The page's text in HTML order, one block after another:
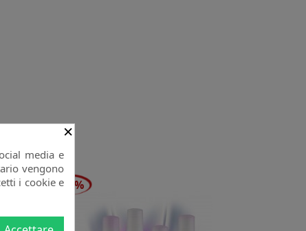
-20%
×
media e
vengono
i cookie e